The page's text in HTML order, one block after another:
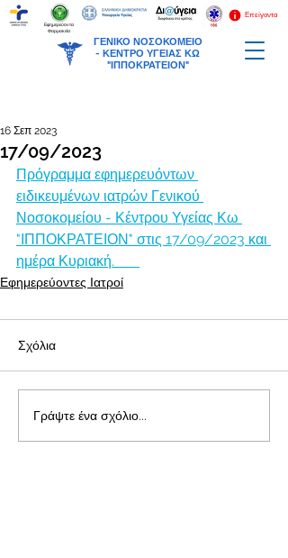
ΓΕΝΙΚΟ ΝΟΣΟΚΟΜΕΙΟ
- ΚΕΝΤΡΟ ΥΓΕΙΑΣ ΚΩ
"ΙΠΠΟΚΡΑΤΕΙΟΝ"
Επείγοντα
Εφημερεύοντα
Φαρμακεία
17/09/2023
16 Σεπ 2023
Πρόγραμμα εφημερευόντων
ειδικευμένων ιατρών Γενικού
Νοσοκομείου - Κέντρου Υγείας Κω
"ΙΠΠΟΚΡΑΤΕΙΟΝ" στις 17/09/2023 και
ημέρα Κυριακή.
Εφημερεύοντες Ιατροί
Σχόλια
Γράψτε ένα σχόλιο...